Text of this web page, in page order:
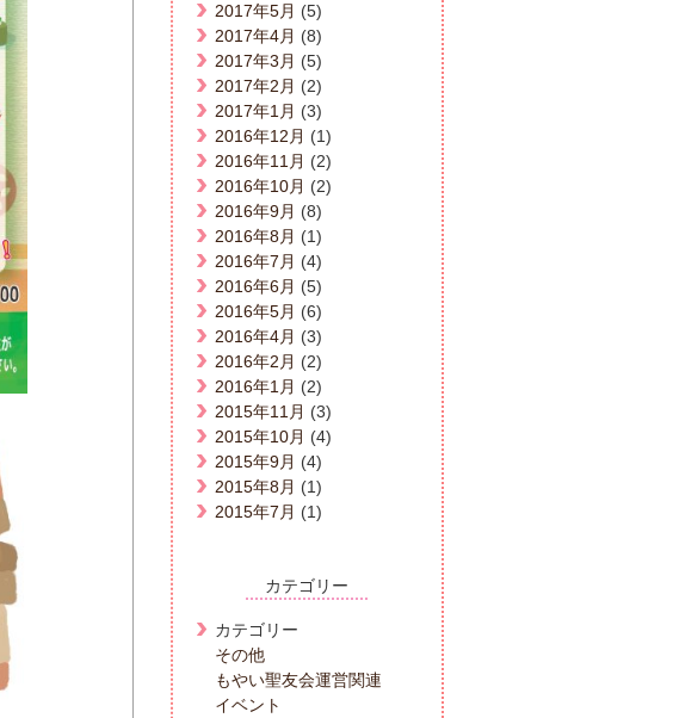
2017年5月 (5)
2017年4月 (8)
2017年3月 (5)
2017年2月 (2)
2017年1月 (3)
2016年12月 (1)
2016年11月 (2)
2016年10月 (2)
2016年9月 (8)
2016年8月 (1)
2016年7月 (4)
2016年6月 (5)
2016年5月 (6)
2016年4月 (3)
2016年2月 (2)
2016年1月 (2)
2015年11月 (3)
2015年10月 (4)
2015年9月 (4)
2015年8月 (1)
2015年7月 (1)
カテゴリー
カテゴリー
その他
もやい聖友会運営関連
イベント